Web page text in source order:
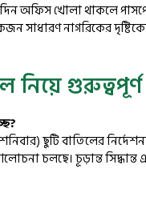
অফিস খোলা থাকলে
সাধারণ নাগরিকের
গুরুত্বপূর্ণ
ছুটি বাতিলের
চলছে। চূড়ান্ত সিদ্ধান্ত